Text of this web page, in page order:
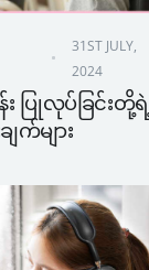
31ST JULY,
2024
ပြုလုပ်ခြင်းတို့ရဲ့
က်များ